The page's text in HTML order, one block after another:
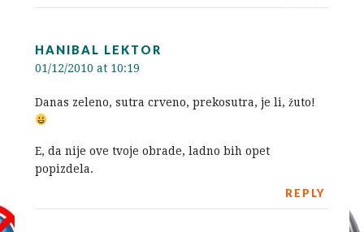
HANIBAL LEKTOR
01/12/2010 at 10:19
Danas zeleno, sutra crveno, prekosutra, je li, žuto!
E, da nije ove tvoje obrade, ladno bih opet
popizdela.
REPLY